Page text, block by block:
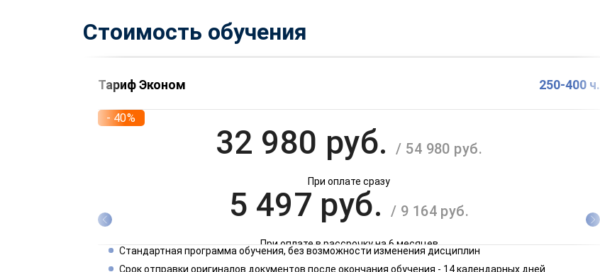
Стоимость обучения
Тариф Эконом 250-400 ч.
- 40%
32 980 руб./ 54 980 руб.
При оплате сразу
5 497 руб. / 9 164 руб.
При оплате в рассрочку на 6 месяцев
Стандартная программа обучения, без возможности изменения дисциплин
Срок отправки оригиналов документов после окончания обучения - 14 календарных дней